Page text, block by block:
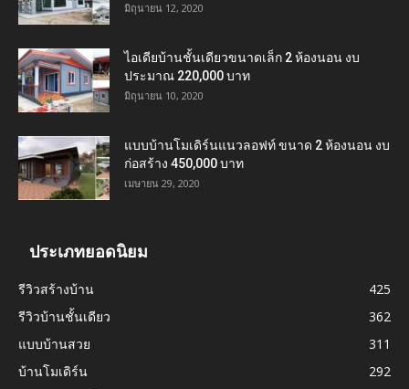
มิถุนายน 12, 2020
ไอเดียบ้านชั้นเดียวขนาดเล็ก 2 ห้องนอน งบ
ประมาณ 220,000 บาท
มิถุนายน 10, 2020
แบบบ้านโมเดิร์นแนวลอฟท์ ขนาด 2 ห้องนอน งบ
ก่อสร้าง 450,000 บาท
เมษายน 29, 2020
ประเภทยอดนิยม
รีวิวสร้างบ้าน
425
รีวิวบ้านชั้นเดียว
362
แบบบ้านสวย
311
บ้านโมเดิร์น
292